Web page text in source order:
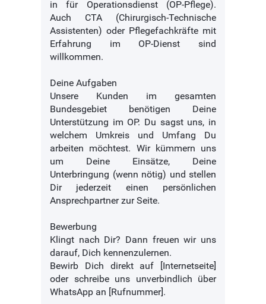
in für Operationsdienst (OP-Pflege).
Auch CTA (Chirurgisch-Technische
Assistenten) oder Pflegefachkräfte mit
Erfahrung im OP-Dienst sind
willkommen.
Deine Aufgaben
Unsere Kunden im gesamten
Bundesgebiet benötigen Deine
Unterstützung im OP. Du sagst uns, in
welchem Umkreis und Umfang Du
arbeiten möchtest. Wir kümmern uns
um Deine Einsätze, Deine
Unterbringung (wenn nötig) und stellen
Dir jederzeit einen persönlichen
Ansprechpartner zur Seite.
Bewerbung
Klingt nach Dir? Dann freuen wir uns
darauf, Dich kennenzulernen.
Bewirb Dich direkt auf [Internetseite]
oder schreibe uns unverbindlich über
WhatsApp an [Rufnummer].